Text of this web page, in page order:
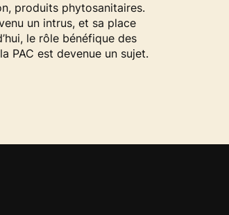
produits phytosanitaires.
un intrus, et sa place
le rôle bénéfique des
PAC est devenue un sujet.